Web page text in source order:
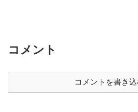
コメント
コメントを書き